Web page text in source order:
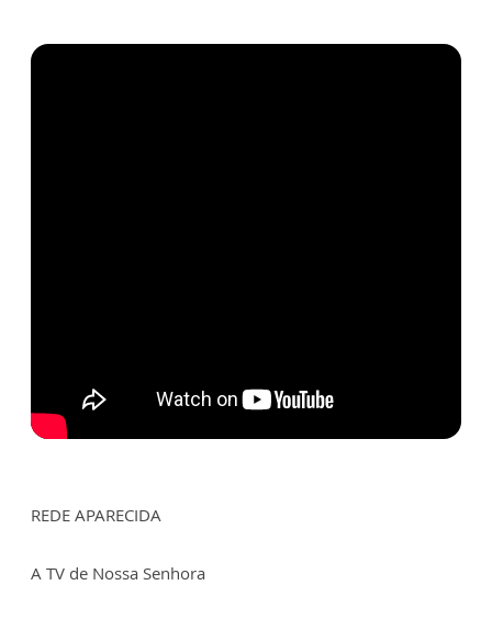
REDE APARECIDA
A TV de Nossa Senhora